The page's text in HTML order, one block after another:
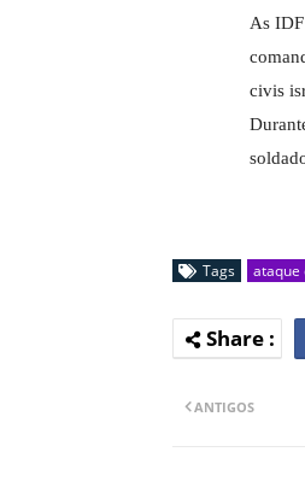
As
civis
Tags ataque
ANTIGOS